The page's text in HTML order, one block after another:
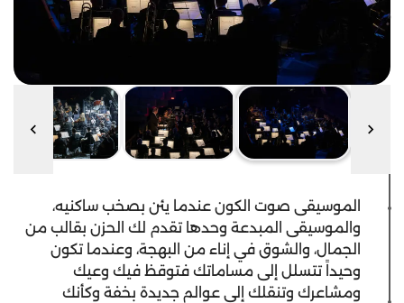
الموسيقى صوت الكون عندما يئن بصخب ساكنيه،
والموسيقى المبدعة وحدها تقدم لك الحزن بقالب من
الجمال، والشوق في إناء من البهجة، وعندما تكون
وحيداً تتسلل إلى مساماتك فتوقظ فيك وعيك
ومشاعرك وتنقلك إلى عوالم جديدة بخفة وكأنك